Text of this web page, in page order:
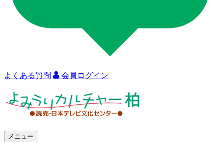
よくある質問 会員ログイン
メニュー